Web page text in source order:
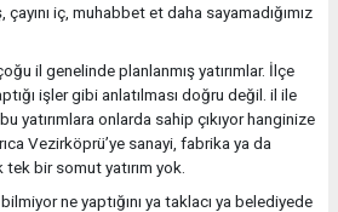
iç, muhabbet et daha sayamadığımız
il genelinde planlanmış yatırımlar. İlçe
işler gibi anlatılması doğru değil. il ile
yatırımlara onlarda sahip çıkıyor hanginize
Vezirköprü’ye sanayi, fabrika ya da
bir somut yatırım yok.
ne yaptığını ya taklacı ya belediyede